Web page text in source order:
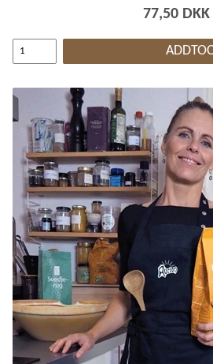
77,50 DKK